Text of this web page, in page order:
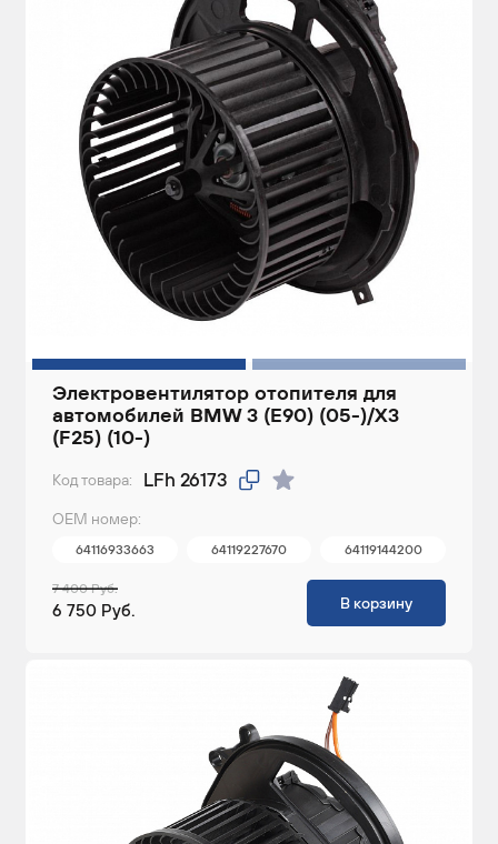
Электровентилятор отопителя для
автомобилей BMW 3 (E90) (05-)/X3
(F25) (10-)
Код товара: LFh 26173
ОЕМ номер:
64116933663 64119227670 64119144200
7 400 Руб.
6 750 Руб. В корзину